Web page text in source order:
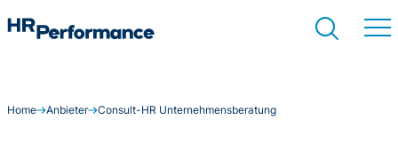
Home Anbieter Consult-HR Unternehmensberatung